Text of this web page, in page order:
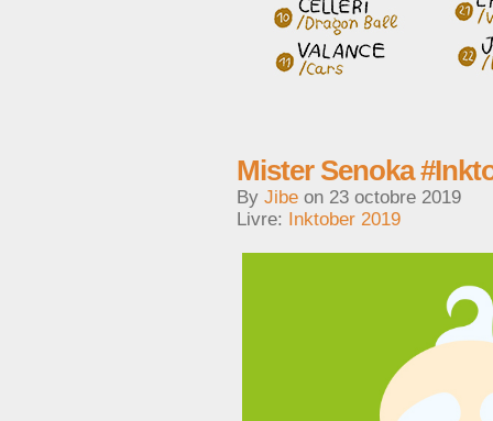
Mister Senoka
By Jibe on 23 octobre 2019
Livre: Inktober 2019